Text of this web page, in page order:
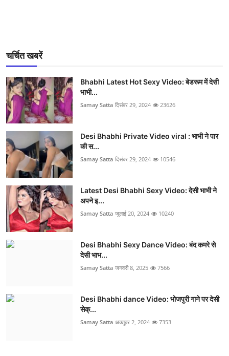
चर्चित खबरें
Bhabhi Latest Hot Sexy Video: बेडरूम में देसी
भाभी...
Samay Satta दिसंबर 29, 2024 23626
Desi Bhabhi Private Video viral : भाभी ने पार
की स...
Samay Satta दिसंबर 29, 2024 10546
Latest Desi Bhabhi Sexy Video: देसी भाभी ने
अपने इ...
Samay Satta जुलाई 20, 2024 10240
Desi Bhabhi Sexy Dance Video: बंद कमरे से
देसी भाभ...
Samay Satta जनवरी 8, 2025 7566
Desi Bhabhi dance Video: भोजपुरी गाने पर देसी
सेक्...
Samay Satta अक्तूबर 2, 2024 7353